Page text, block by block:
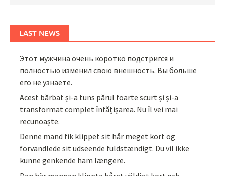
LAST NEWS
Этот мужчина очень коротко подстригся и
полностью изменил свою внешность. Вы больше
его не узнаете.
Acest bărbat și-a tuns părul foarte scurt și și-a
transformat complet înfățișarea. Nu îl vei mai
recunoaște.
Denne mand fik klippet sit hår meget kort og
forvandlede sit udseende fuldstændigt. Du vil ikke
kunne genkende ham længere.